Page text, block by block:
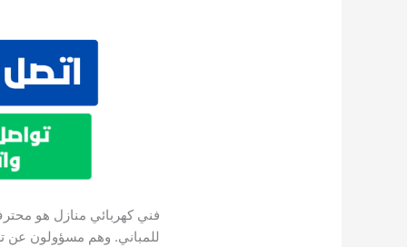
فني كهربائي منازل هو
للمباني. وهم مسؤولون عن